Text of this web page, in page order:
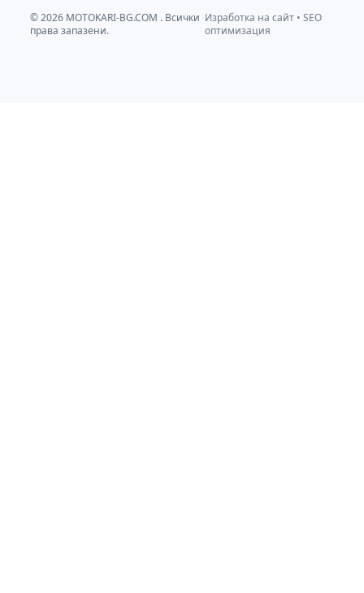
b
o
u
b
e
d
© 2026 MOTOKARI-BG.COM . Всички
права запазени.
Изработка на сайт •SEO
оптимизация